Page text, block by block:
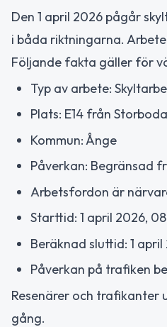
Den 1 april 2026 pågår
i båda riktningarna.
Följande fakta gäller för
Typ av arbete:
Plats: E14 från
Kommun: Ånge
Påverkan: Begränsad
Arbetsfordon är
Starttid: 1 april 2026,
Beräknad sluttid: 1 april
Påverkan på trafiken
Resenärer och trafikanter
gång.